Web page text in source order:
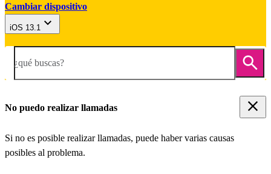
Cambiar dispositivo
iOS 13.1
¿qué buscas?
No puedo realizar llamadas
Si no es posible realizar llamadas, puede haber varias causas
posibles al problema.